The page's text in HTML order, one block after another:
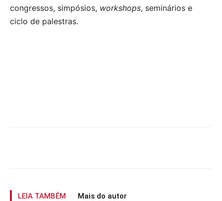
congressos, simpósios, workshops, seminários e
ciclo de palestras.
LEIA TAMBÉM Mais do autor